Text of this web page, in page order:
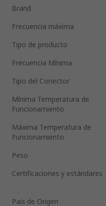
Brand
Frecuencia máxima
Tipo de producto
Frecuencia Mínima
Tipo del Conector
Mínima Temperatura de
Funcionamiento
Máxima Temperatura de
Funcionamiento
Peso
Certificaciones y estándares
País de Origen